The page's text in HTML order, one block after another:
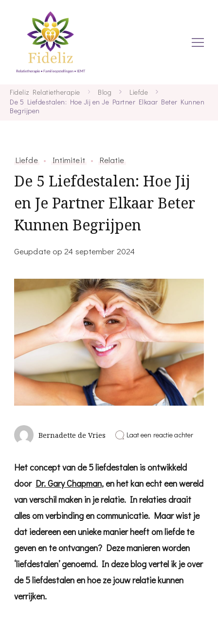
Fideliz
Fideliz Relatietherapie Blog
Liefde
De 5 Liefdestalen: Hoe Jij en Je Partner Elkaar Beter Kunnen
Begrijpen
Liefde Intimiteit Relatie
De 5 Liefdestalen: Hoe Jij
en Je Partner Elkaar Beter
Kunnen Begrijpen
Geupdate op24 september 2024
Bernadette de Vries Laat een reactie achterop
Jij
en
Elkaar
Beter
Kunnen
Het concept van de 5 liefdestalen is ontwikkeld
door Dr. Gary Chapman, en het kan echt een wereld
van verschil maken in je relatie. In relaties draait
alles om verbinding en communicatie. Maar wist je
dat iedereen een unieke manier heeft om liefde te
geven en te ontvangen? Deze manieren worden
‘liefdestalen’ genoemd. In deze blog vertel ik je over
de 5 liefdestalen en hoe ze jouw relatie kunnen
verrijken.